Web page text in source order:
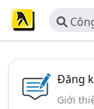
Đăng
Giới